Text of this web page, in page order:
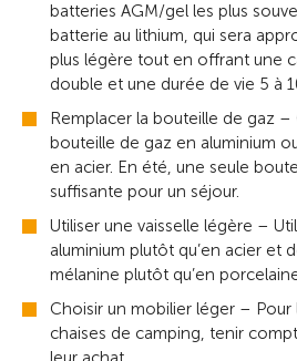
batteries AGM/gel les plus
batterie au lithium, qui sera
plus légère tout en offrant une
double et une durée de vie 5 à
Remplacer la bouteille de gaz
bouteille de gaz en aluminium
en acier. En été, une seule
suffisante pour un séjour.
Utiliser une vaisselle légère –
aluminium plutôt qu’en acier et
mélanine plutôt qu’en
Choisir un mobilier léger – Pour
chaises de camping, tenir